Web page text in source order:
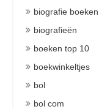
biografie boeken
biografieën
boeken top 10
boekwinkeltjes
bol
bol com